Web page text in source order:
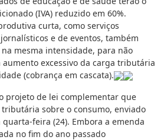
(IVA) reduzido em 60%.
curta, como serviços
e de eventos, também
mesma intensidade, para não
excessivo da carga tributária
(cobrança em cascata).
projeto de lei complementar que
sobre o consumo, enviado
feira (24). Embora a emenda
no fim do ano passado